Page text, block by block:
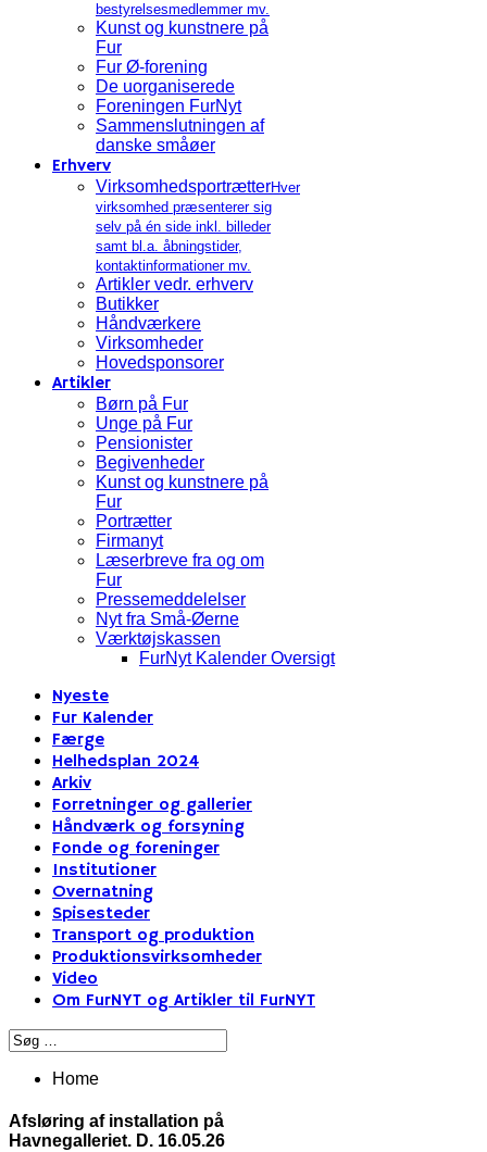
bestyrelsesmedlemmer mv.
Kunst og kunstnere på
Fur
Fur Ø-forening
De uorganiserede
Foreningen FurNyt
Sammenslutningen af
danske småøer
Erhverv
VirksomhedsportrætterHver
virksomhed præsenterer sig
selv på én side inkl. billeder
samt bl.a. åbningstider,
kontaktinformationer mv.
Artikler vedr. erhverv
Butikker
Håndværkere
Virksomheder
Hovedsponsorer
Artikler
Børn på Fur
Unge på Fur
Pensionister
Begivenheder
Kunst og kunstnere på
Fur
Portrætter
Firmanyt
Læserbreve fra og om
Fur
Pressemeddelelser
Nyt fra Små-Øerne
Værktøjskassen
FurNyt Kalender Oversigt
Nyeste
Fur Kalender
Færge
Helhedsplan 2024
Arkiv
Forretninger og gallerier
Håndværk og forsyning
Fonde og foreninger
Institutioner
Overnatning
Spisesteder
Transport og produktion
Produktionsvirksomheder
Video
Om FurNYT og Artikler til FurNYT
Home
Afsløring af installation på
Havnegalleriet. D. 16.05.26